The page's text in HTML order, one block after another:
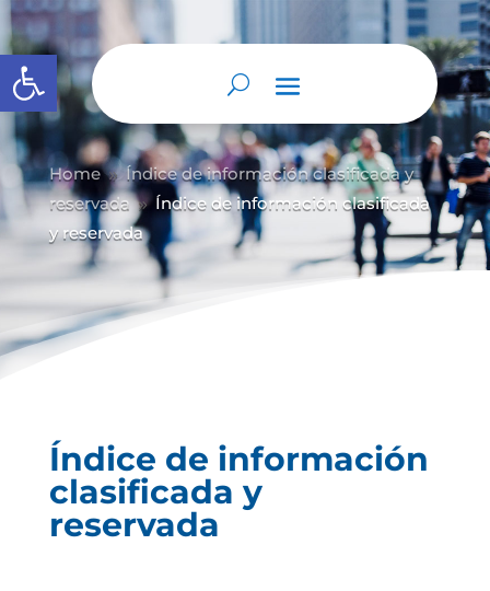
Abrir barra de herramientas
Home 9 Índice de información clasificada y
reservada 9 Índice de información clasificada
y reservada
Índice de información
clasificada y
reservada